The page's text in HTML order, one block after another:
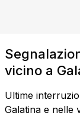
vicino a
Ultime
Galatina e nelle